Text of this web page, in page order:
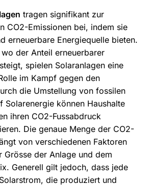
tragen signifikant zur
CO2-Emissionen bei, indem sie
erneuerbare Energiequelle bieten.
der Anteil erneuerbarer
spielen Solaranlagen eine
im Kampf gegen den
die Umstellung von fossilen
Solarenergie können Haushalte
ihren CO2-Fussabdruck
Die genaue Menge der CO2-
von verschiedenen Faktoren
Grösse der Anlage und dem
Generell gilt jedoch, dass jede
die produziert und